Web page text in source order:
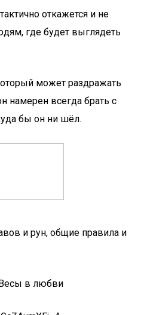
откажется и не
где будет выглядеть
может раздражать
намерен всегда брать с
бы он ни шёл.
и рун, общие правила и